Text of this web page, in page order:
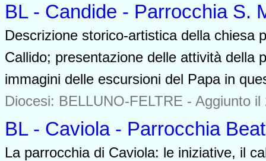
BL - Candide - Parrocchia S.
Descrizione storico-artistica della chiesa
Callido; presentazione delle attività della
immagini delle escursioni del Papa in
Diocesi: BELLUNO-FELTRE - Aggiunto il
BL - Caviola - Parrocchia
La parrocchia di Caviola: le iniziative, il